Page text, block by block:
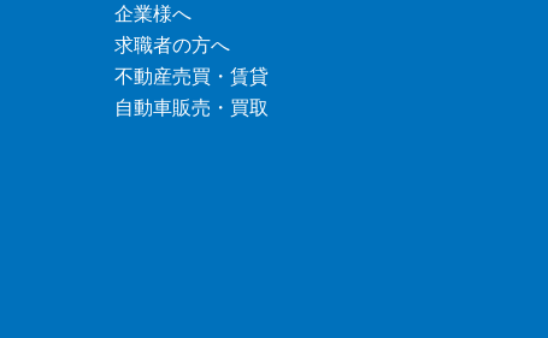
企業様へ
求職者の方へ
不動産売買・賃貸
自動車販売・買取